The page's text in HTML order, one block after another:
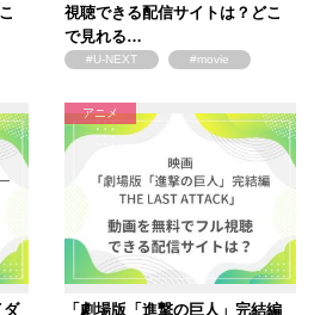
視聴できる配信サイトは？どこ
で見れる…
#U-NEXT #movie
ダ
アニメ
「劇場版「進撃の巨人」完結編